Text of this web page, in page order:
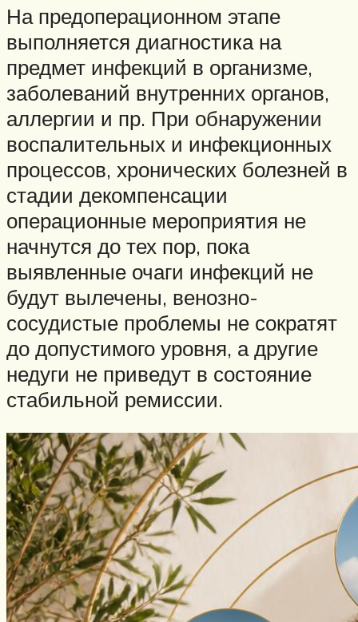
На предоперационном этапе
выполняется диагностика на
предмет инфекций в организме,
заболеваний внутренних органов,
аллергии и пр. При обнаружении
воспалительных и инфекционных
процессов, хронических болезней в
стадии декомпенсации
операционные мероприятия не
начнутся до тех пор, пока
выявленные очаги инфекций не
будут вылечены, венозно-
сосудистые проблемы не сократят
до допустимого уровня, а другие
недуги не приведут в состояние
стабильной ремиссии.